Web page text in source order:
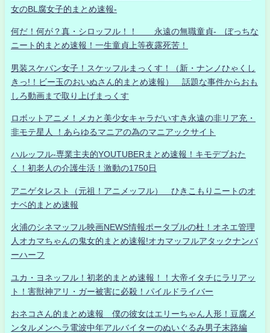
女のBL腐女子的まとめ速報-
何だ！何が？真・シロッフル！！ 永遠の無職童貞- ぼっちな
ニート的まとめ速報！一生童貞上等夜露死苦！
男装スケバン女子！スケッフルまっくす！（新・ナンノひゃくし
きっ!！ビー玉のおいぬさん的まとめ速報） 話題な事件からおも
しろ動画まで取り上げまっくす
ロボットアニメ！メカと美少女キャラだいすき永遠の非リア充・
非モテ星人 ！あらゆるマニアの為のマニアックサイト
ハルッフル-専業主夫的YOUTUBERまとめ速報！キモデブおた
く！初老人の介護生活！激動の1750日
アニゲタレスト（元祖！アニメッフル） ひきこもりニートのオ
ナベ的まとめ速報
火浦のシネマッフル映画NEWS情報ポータブルの杜！オネエ管理
人オカマちゃんの鬼女的まとめ速報!オカマッフルアタックナンバ
ーハーフ
ユカ・ヨネッフル！初老的まとめ速報！！大帝イタチにラリアッ
ト！害獣神アリ・ガー被害に必殺！パイルドライバー
おネコさん的まとめ速報 僕の彼女はエリーちゃん人形！豆腐メ
ンタルメンヘラ電波中年アルバイターのぬいぐるみ男子末路編